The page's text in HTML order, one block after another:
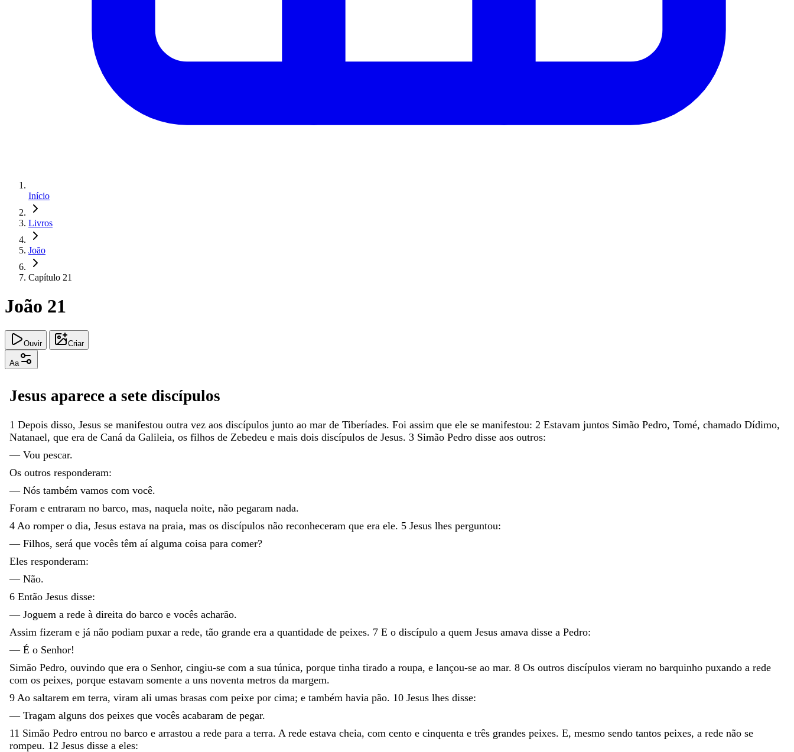
Início
Livros
João
Capítulo 21
João 21
Ouvir Criar
Aa
Jesus aparece a sete discípulos
1 Depois disso, Jesus se manifestou outra vez aos discípulos junto ao mar de Tiberíades. Foi assim que ele se manifestou: 2 Estavam juntos Simão Pedro, Tomé, chamado Dídimo,
Natanael, que era de Caná da Galileia, os filhos de Zebedeu e mais dois discípulos de Jesus. 3 Simão Pedro disse aos outros:
— Vou pescar.
Os outros responderam:
— Nós também vamos com você.
Foram e entraram no barco, mas, naquela noite, não pegaram nada.
4 Ao romper o dia, Jesus estava na praia, mas os discípulos não reconheceram que era ele. 5 Jesus lhes perguntou:
— Filhos, será que vocês têm aí alguma coisa para comer?
Eles responderam:
— Não.
6 Então Jesus disse:
— Joguem a rede à direita do barco e vocês acharão.
Assim fizeram e já não podiam puxar a rede, tão grande era a quantidade de peixes. 7 E o discípulo a quem Jesus amava disse a Pedro:
— É o Senhor!
Simão Pedro, ouvindo que era o Senhor, cingiu-se com a sua túnica, porque tinha tirado a roupa, e lançou-se ao mar. 8 Os outros discípulos vieram no barquinho puxando a rede
com os peixes, porque estavam somente a uns noventa metros da margem.
9 Ao saltarem em terra, viram ali umas brasas com peixe por cima; e também havia pão. 10 Jesus lhes disse:
— Tragam alguns dos peixes que vocês acabaram de pegar.
11 Simão Pedro entrou no barco e arrastou a rede para a terra. A rede estava cheia, com cento e cinquenta e três grandes peixes. E, mesmo sendo tantos peixes, a rede não se
rompeu. 12 Jesus disse a eles: